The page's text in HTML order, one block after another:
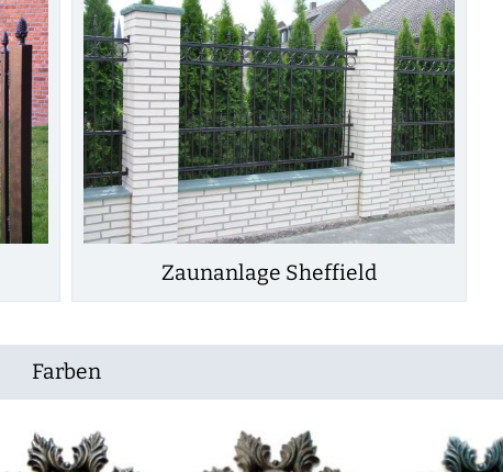
Zaunanlage Sheffield
Farben